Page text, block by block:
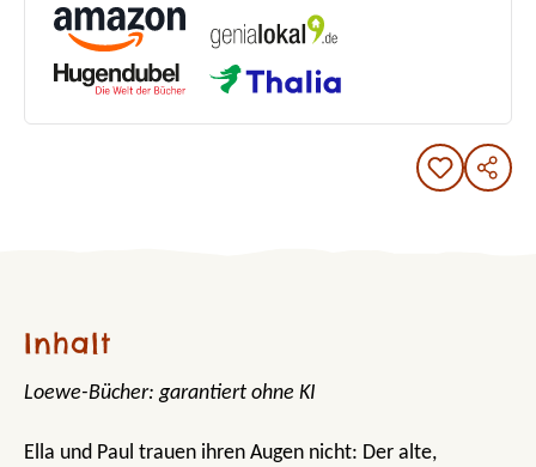
Inhalt
Loewe-Bücher: garantiert ohne KI
Ella und Paul trauen ihren Augen nicht: Der alte,